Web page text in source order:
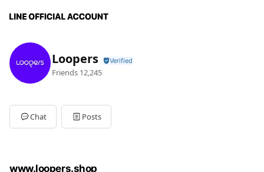
Loopers
Friends 12,245
Chat Posts
www.loopers.shop